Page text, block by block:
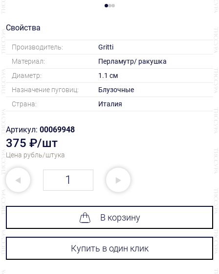
Свойства
Производитель:
Gritti
Материал:
Перламутр/ ракушка
Диаметр:
1.1 см
Назначение пуговиц:
Блузочные
Страна:
Италия
Артикул: 00069948
375 ₽/шт
Цена рубль/штука
В корзину
Купить в один клик